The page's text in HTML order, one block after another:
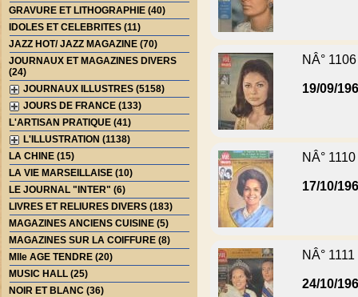
GRAVURE ET LITHOGRAPHIE (40)
IDOLES ET CELEBRITES (11)
JAZZ HOT/ JAZZ MAGAZINE (70)
JOURNAUX ET MAGAZINES DIVERS
(24)
JOURNAUX ILLUSTRES (5158)
JOURS DE FRANCE (133)
L'ARTISAN PRATIQUE (41)
L'ILLUSTRATION (1138)
LA CHINE (15)
LA VIE MARSEILLAISE (10)
LE JOURNAL "INTER" (6)
LIVRES ET RELIURES DIVERS (183)
MAGAZINES ANCIENS CUISINE (5)
MAGAZINES SUR LA COIFFURE (8)
Mlle AGE TENDRE (20)
MUSIC HALL (25)
NOIR ET BLANC (36)
NÂ° 1106
19/09/
NÂ° 1110
17/10/
NÂ° 1111
24/10/